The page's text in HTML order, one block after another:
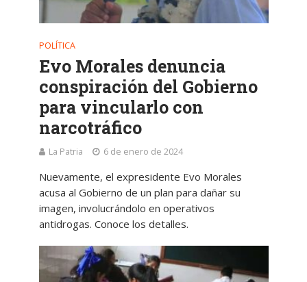
POLÍTICA
Evo Morales denuncia
conspiración del Gobierno
para vincularlo con
narcotráfico
La Patria 6 de enero de 2024
Nuevamente, el expresidente Evo Morales
acusa al Gobierno de un plan para dañar su
imagen, involucrándolo en operativos
antidrogas. Conoce los detalles.